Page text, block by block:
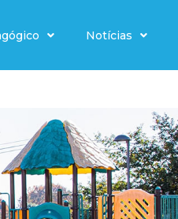
Notícias